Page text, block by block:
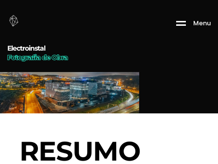
Menu
Electroinstal
Fotografia de Obra
RESUMO